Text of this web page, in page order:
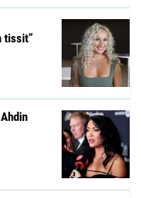
tissit”